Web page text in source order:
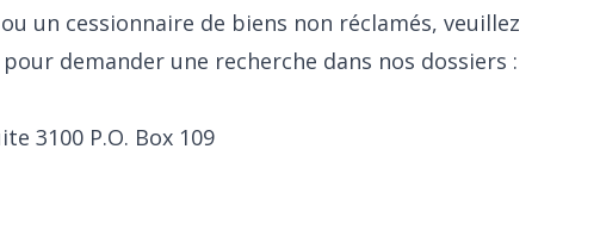
un cessionnaire de biens non réclamés, veuillez
demander une recherche dans nos dossiers :
3100 P.O. Box 109